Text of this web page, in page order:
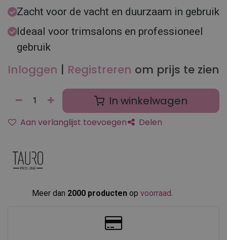
Zacht voor de vacht en duurzaam in gebruik
Ideaal voor trimsalons en professioneel
gebruik
Inloggen | Registreren om prijs te zien
In winkelwagen
Aan verlanglijst toevoegen Delen
Meer dan 2000 producten op voorraad